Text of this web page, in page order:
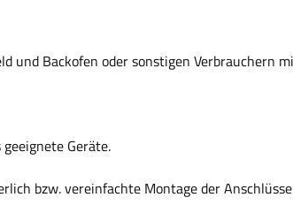
und Backofen oder sonstigen Verbrauchern
Geräte.
bzw. vereinfachte Montage der